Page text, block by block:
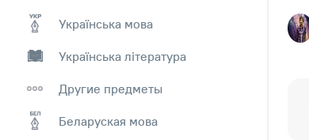
Українська мова
Українська література
Другие предметы
Беларуская мова